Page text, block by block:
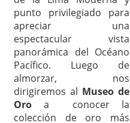
punto privilegiado para
apreciar una
espectacular vista
panorámica del Océano
Pacífico. Luego de
almorzar, nos
dirigiremos al Museo de
Oroa conocer la
colección de oro más